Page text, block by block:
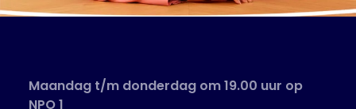
Maandag t/m donderdag om 19.00 uur op
NPO 1